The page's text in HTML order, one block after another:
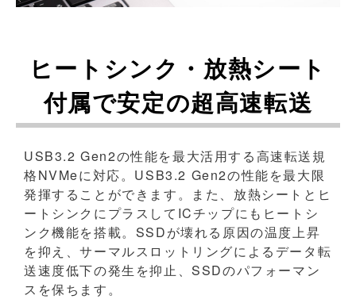
ヒートシンク・放熱シート
付属で安定の超高速転送
USB3.2 Gen2の性能を最大活用する高速転送規
格NVMeに対応。USB3.2 Gen2の性能を最大限
発揮することができます。また、放熱シートとヒ
ートシンクにプラスしてICチップにもヒートシ
ンク機能を搭載。SSDが壊れる原因の温度上昇
を抑え、サーマルスロットリングによるデータ転
送速度低下の発生を抑止、SSDのパフォーマン
スを保ちます。